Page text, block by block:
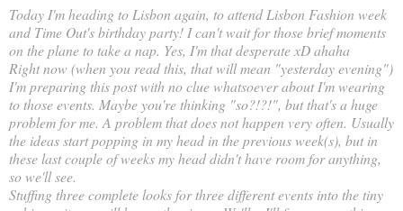
Today I'm heading to Lisbon again, to attend Lisbon Fashion week
and Time Out's birthday party! I can't wait for those brief moments
on the plane to take a nap. Yes, I'm that desperate xD ahaha
Right now (when you read this, that will mean "yesterday evening")
I'm preparing this post with no clue whatsoever about I'm wearing
to those events. Maybe you're thinking "so?!?!", but that's a huge
problem for me. A problem that does not happen very often. Usually
the ideas start popping in my head in the previous week(s), but in
these last couple of weeks my head didn't have room for anything,
so we'll see.
Stuffing three complete looks for three different events into the tiny